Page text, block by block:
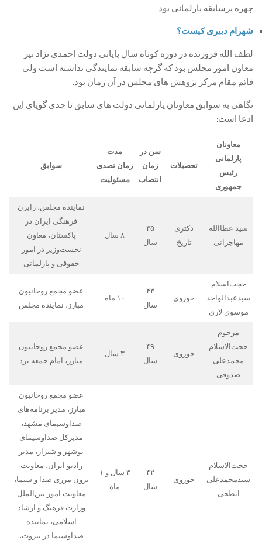
چهره پرسابقه پارلمانی بود..
شهرام دبیری کیست؟
لطف الله فروزنده در دوره کوتاه سال پایانی دولت احمدی نژاد نیز
معاون امور مجلس بود که گرچه سابقه نمایندگی نداشته است ولی
قائم مقام مرکز پژوهش های مجلس در آن زمان بود.
نگاهی به سوابق معاونان پارلمانی دولت های سابق تا جدی گویای این
ادعا است:
معاونان
پارلمانی
رئیس
جمهوری
تحصیلات
سن در
زمان
انتصاب
مدت
زمان تصدی
مسئولیت
سوابق
سید عطاالله
مهاجرانی
دکتری
تاریخ
۳۵
سال
۸ سال
نماینده مجلس، رایزن
فرهنگی ایران در
پاکستان، معاون
نخست‌وزیر در امور
حقوقی و پارلمانی
حجت‌اسلام
سیدعبدالواحد
موسوی لاری
حوزوی
۴۳
سال
۱۰ ماه
عضو مجمع روحانیون
مبارز، نماینده مجلس
مرحوم
حجت‌الاسلام
محمدعلی
صدوقی
حوزوی
۴۹
سال
۳ سال
عضو مجمع روحانیون
مبارز، امام جمعه یزد
حجت‌الاسلام
سیدمحمدعلی
ابطحی
حوزوی
۴۲
سال
۳ سال و ۱
ماه
عضو مجمع روحانیون
مبارز، مدیر برنامه‌های
صداوسیمای مشهد،
مدیرکل صداوسیمای
بوشهر و شیراز، مدیر
رادیو ایران، معاونت
برون مرزی صدا و سیما،
معاونت امور بین‌الملل
وزارت فرهنگ و ارشاد
اسلامی، نماینده
صداوسیما در بیروت،